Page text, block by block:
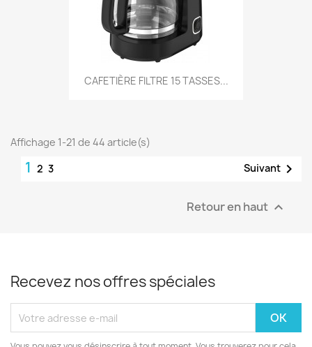
CAFETIÈRE FILTRE 15 TASSES...
Affichage 1-21 de 44 article(s)
1 2 3 Suivant 
Retour en haut 
Recevez nos offres spéciales